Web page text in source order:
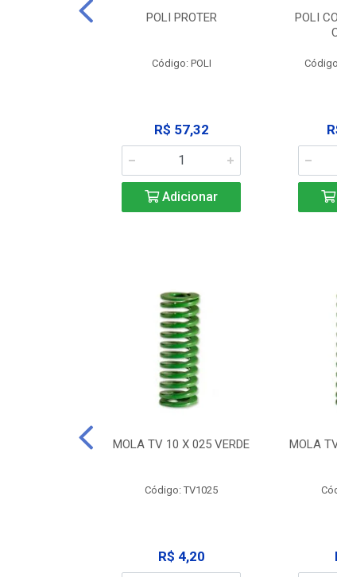
POLI PROTER
Código: POLI
R$ 57,32
Adicionar
POLI
MOLA TV 10 X 025 VERDE
Código: TV1025
R$ 4,20
MOLA